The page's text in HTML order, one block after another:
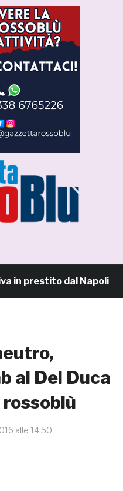
prestito dal Napoli
al Del Duca
alle 14:50